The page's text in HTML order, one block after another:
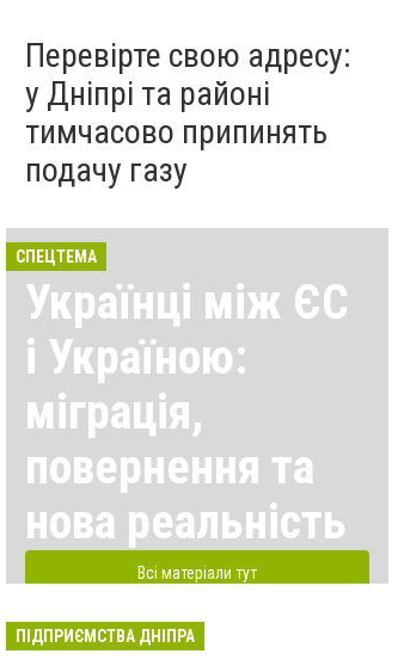
Перевірте свою адресу:
у Дніпрі та районі
тимчасово припинять
подачу газу
СПЕЦТЕМА
Українці між ЄС
і Україною:
міграція,
повернення та
нова реальність
Всі матеріали тут
ПІДПРИЄМСТВА ДНІПРА